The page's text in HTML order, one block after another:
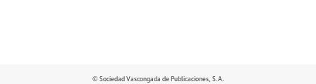
© Sociedad Vascongada de Publicaciones, S.A.